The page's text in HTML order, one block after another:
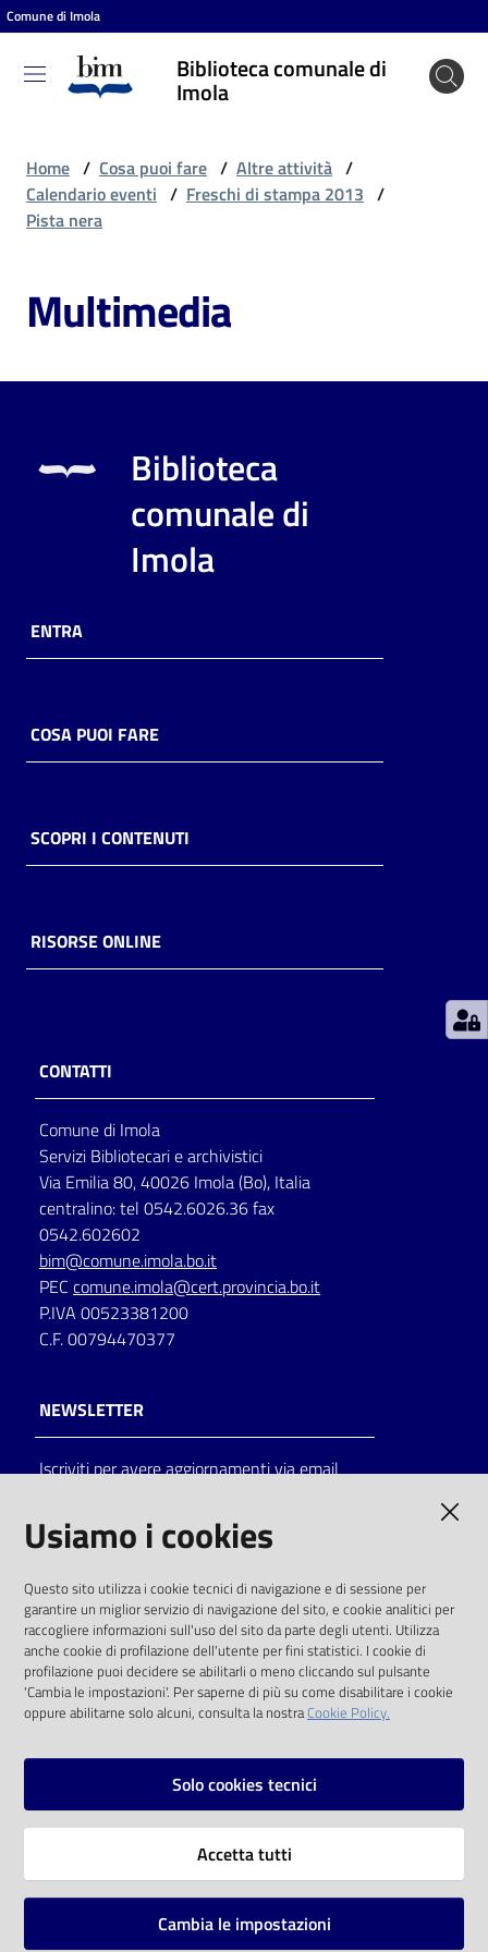
Vai al contenuto
Vai alla navigazione
Vai al footer
Comune di Imola
Biblioteca comunale di
Imola
Biblioteca
comunale
Cosa
fare
Scopri
online
Piani
Decentrate
Seguici
su
on line
Eventi
Chiedi al
bibliotecario
Avvisi
Home / Cosa puoi fare / Altre attività /
Calendario eventi / Freschi di stampa 2013 /
Pista nera
Multimedia
Biblioteca
comunale di
Imola
ENTRA
COSA PUOI FARE
SCOPRI I CONTENUTI
RISORSE ONLINE
CONTATTI
Comune di Imola
Servizi Bibliotecari e archivistici
Via Emilia 80, 40026 Imola (Bo), Italia
centralino: tel 0542.6026.36 fax
0542.602602
bim@comune.imola.bo.it
PEC comune.imola@cert.provincia.bo.it
P.IVA 00523381200
C.F. 00794470377
NEWSLETTER
Iscriviti per avere aggiornamenti via email
solo alle condizioni previste dalla direttiva
comunitaria 2003/98/CE e dal d.lgs. 36/2006
SOCIAL
Instagram
Vai alla pagina
Usiamo i cookies
Questo sito utilizza i cookie tecnici di navigazione e di sessione per
garantire un miglior servizio di navigazione del sito, e cookie analitici per
raccogliere informazioni sull'uso del sito da parte degli utenti. Utilizza
anche cookie di profilazione dell'utente per fini statistici. I cookie di
profilazione puoi decidere se abilitarli o meno cliccando sul pulsante
'Cambia le impostazioni'. Per saperne di più su come disabilitare i cookie
oppure abilitarne solo alcuni, consulta la nostraCookie Policy.
Solo cookies tecnici
Accetta tutti
Cambia le impostazioni